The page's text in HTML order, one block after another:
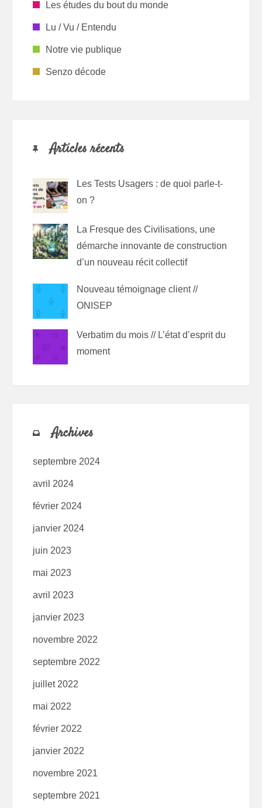
Les études du bout du monde
Lu / Vu / Entendu
Notre vie publique
Senzo décode
Articles récents
Les Tests Usagers : de quoi parle-t-
on ?
La Fresque des Civilisations, une
démarche innovante de construction
d’un nouveau récit collectif
Nouveau témoignage client //
ONISEP
Verbatim du mois // L’état d’esprit du
moment
Archives
septembre 2024
avril 2024
février 2024
janvier 2024
juin 2023
mai 2023
avril 2023
janvier 2023
novembre 2022
septembre 2022
juillet 2022
mai 2022
février 2022
janvier 2022
novembre 2021
septembre 2021